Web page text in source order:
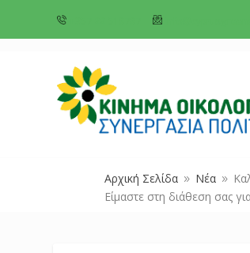
Αρχική Σελίδα 9 Νέα 9
Είμαστε στη διάθεση σας